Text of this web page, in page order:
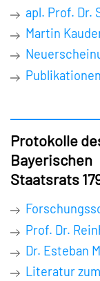
apl. Prof. Dr.
Martin
Publikationen
Protokolle
Bayerischen
Staatsrats
Prof. Dr.
Dr. Esteban
Literatur